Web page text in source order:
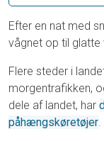
Efter en nat med
vågnet op til
Flere steder i
morgentrafikken,
dele af landet, har
påhængskøretøjer.